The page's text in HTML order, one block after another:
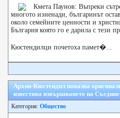
Кмета Паунов: Въпреки
многото изненади, българинът
около семейните ценности и
България която го е дарила с тези
Кюстендилци почетоха памет�...
Архив-Кюстендил показва
известява извършването на
Категория: Общество